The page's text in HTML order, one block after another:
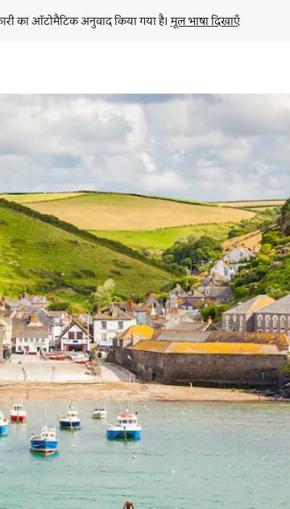
का ऑटोमैटिक अनुवाद किया गया है। मूल भाषा दिखाएँ
या फिर स्वाइप जेस्चर का इस्तेमाल करके एक्सप्लोर करें।